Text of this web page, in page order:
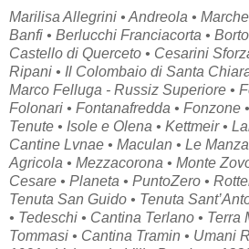
Marilisa Allegrini • Andreola •
Banfi • Berlucchi Franciacorta •
Castello di Querceto • Cesarini
Ripani • Il Colombaio di Santa
Marco Felluga - Russiz Superiore •
Folonari • Fontanafredda • Fonzone
Tenute • Isole e Olena • Kettmeir •
Cantine Lvnae • Maculan • Le
Agricola • Mezzacorona • Monte
Cesare • Planeta • PuntoZero •
Tenuta San Guido • Tenuta
• Tedeschi • Cantina Terlano • Terra
Tommasi • Cantina Tramin • Umani